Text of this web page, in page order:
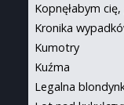
Kopnęłabym
Kronika
Kumotry
Kuźma
Legalna